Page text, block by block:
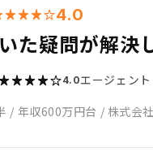
4.0
た疑問が解決
4.0エージェント
/ 年収600万円台 / 株式会